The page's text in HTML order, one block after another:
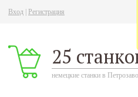
Вход Регистрация
25
немецкие станки в